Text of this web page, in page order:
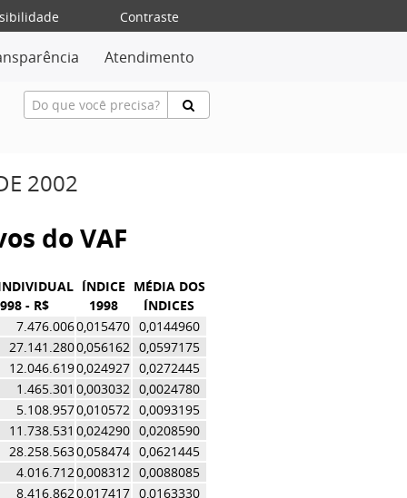
Contraste
Atendimento
2002
do VAF
- R$
ÍNDICE
1998
MÉDIA DOS
ÍNDICES
7.476.0060,015470 0,0144960
27.141.2800,056162 0,0597175
12.046.6190,024927 0,0272445
1.465.301 0,003032 0,0024780
5.108.9570,010572 0,0093195
11.738.531 0,024290 0,0208590
28.258.5630,058474 0,0621445
4.016.7120,008312 0,0088085
8.416.8620,017417 0,0163330